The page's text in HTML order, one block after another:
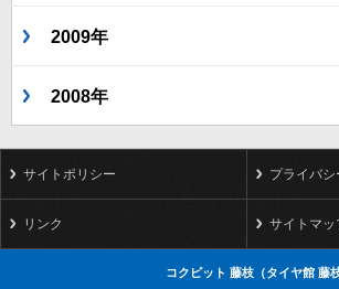
2009年
2008年
サイトポリシー プライバ
リンク サイトマッ
コクピット 藤枝（タイヤ館 藤枝